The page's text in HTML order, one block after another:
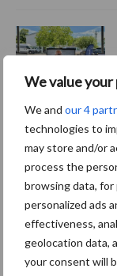
We value your
We and our 4
technologies to
may store and/or
process the
browsing data,
personalized ads
effectiveness,
geolocation data,
your consent will